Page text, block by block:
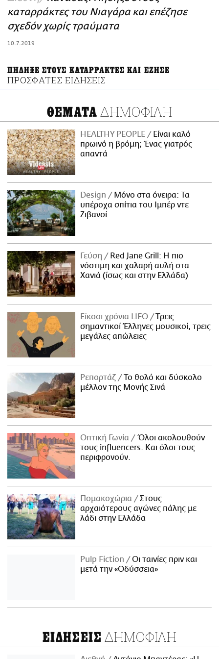
ΑΜΠΑ
PRINT
καταρράκτες του Νιαγάρα και επέζησε
σχεδόν χωρίς τραύματα
10.7.2019
ΠΗΔΗΞΕ ΣΤΟΥΣ ΚΑΤΑΡΡΑΚΤΕΣ ΚΑΙ ΕΖΗΣΕ
ΠΡΟΣΦΑΤΕΣ ΕΙΔΗΣΕΙΣ
ΘΕΜΑΤΑ ΔΗΜΟΦΙΛΗ
HEALTHY PEOPLE
Είναι καλό
πρωινό η βρόμη; Ένας γιατρός
απαντά
Design
Μόνο στα όνειρα: Τα
υπέροχα σπίτια του Ιμπέρ ντε
Ζιβανσί
Γεύση
Red Jane Grill: Η πιο
νόστιμη και χαλαρή αυλή στα
Χανιά (ίσως και στην Ελλάδα)
Είκοσι χρόνια LIFO
Tρεις
σημαντικοί Έλληνες μουσικοί, τρεις
μεγάλες απώλειες
Ρεπορτάζ
Το θολό και δύσκολο
μέλλον της Μονής Σινά
Οπτική Γωνία
Όλοι ακολουθούν
τους influencers. Και όλοι τους
περιφρονούν.
Πομακοχώρια
Στους
αρχαιότερους αγώνες πάλης με
λάδι στην Ελλάδα
Pulp Fiction
Οι ταινίες πριν και
μετά την «Οδύσσεια»
ΕΙΔΗΣΕΙΣ ΔΗΜΟΦΙΛΗ